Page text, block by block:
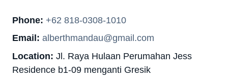
Phone: +62 818-0308-1010
Email: alberthmandau@gmail.com
Location: Jl. Raya Hulaan Perumahan Jess
Residence b1-09 menganti Gresik